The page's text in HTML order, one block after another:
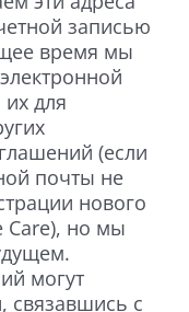
записью
время мы
для
(если
почты не
нового
Care), но мы
могут
связавшись с